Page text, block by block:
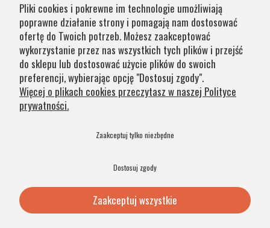
na zamówienie jest zaznaczony w opisie. Wierzymy, że na
nasze lampy warto czasem poczekać.
Kategorie
Obsługa klienta
© 2026 Argon Lampy. All Rights Reserved. .
Pliki cookies i pokrewne im technologie umożliwiają
poprawne działanie strony i pomagają nam dostosować
ofertę do Twoich potrzeb. Możesz zaakceptować
wykorzystanie przez nas wszystkich tych plików i przejść
do sklepu lub dostosować użycie plików do swoich
preferencji, wybierając opcję "Dostosuj zgody".
Więcej o plikach cookies przeczytasz w naszej Polityce
prywatności.
Zaakceptuj tylko niezbędne
Dostosuj zgody
Zaakceptuj wszystkie